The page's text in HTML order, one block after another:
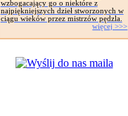
wzbogacający go o niektóre z
najpiękniejszych dzieł stworzonych w
ciągu wieków przez mistrzów pędzla.
więcej >>>